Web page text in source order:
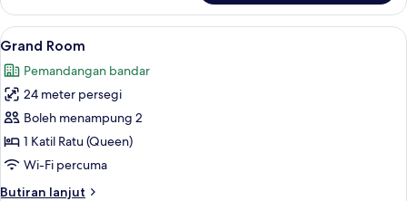
Twin
Room
Lihat
semua
foto
untuk
Grand
Room
Grand Room | Bar mini percuma,
6
Grand Room
Pemandangan bandar
24 meter persegi
Boleh menampung 2
1 Katil Ratu (Queen)
Wi-Fi percuma
Butiran lanjut
Butiran